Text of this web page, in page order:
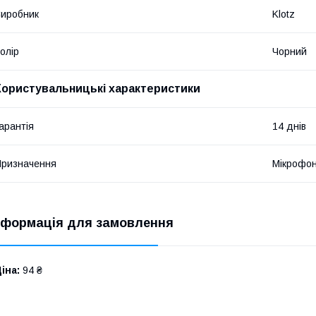
Klotz
Чорний
характеристики
14 днів
для замовлення
94 ₴